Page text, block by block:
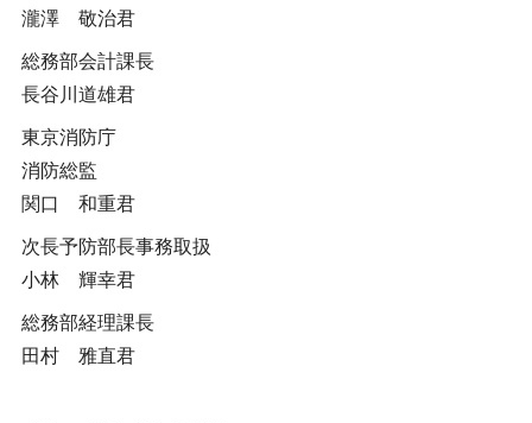
瀧澤 敬治君
総務部会計課長
長谷川道雄君
東京消防庁
消防総監
関口 和重君
次長予防部長事務取扱
小林 輝幸君
総務部経理課長
田村 雅直君